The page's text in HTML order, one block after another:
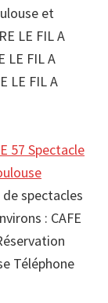
et
LE FIL A
LE FIL A
LE FIL A
57 Spectacle
spectacles
: CAFE
Téléphone